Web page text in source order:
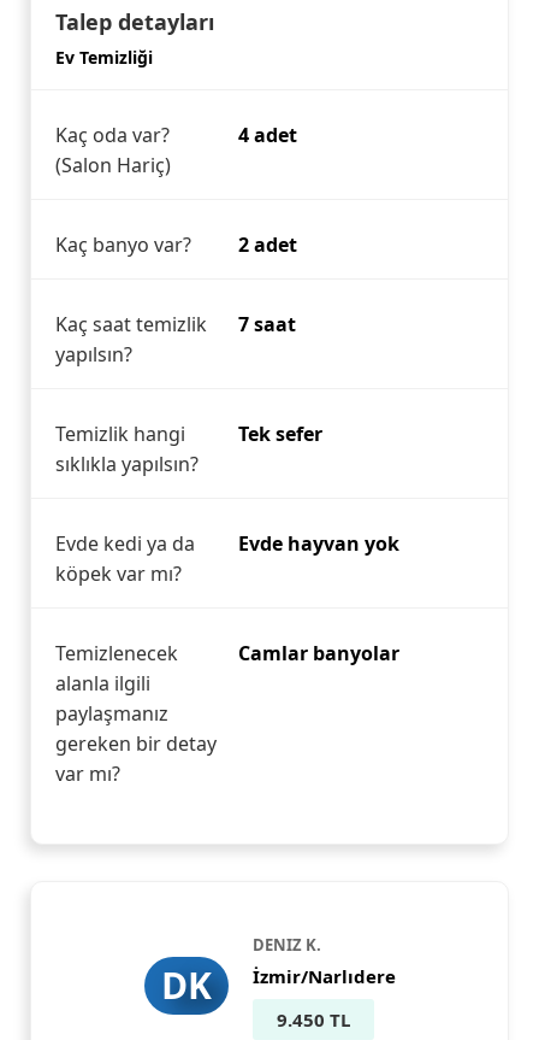
Talep detayları
Ev Temizliği
Kaç oda var?
(Salon Hariç)
4 adet
Kaç banyo var? 2 adet
Kaç saat temizlik
yapılsın?
7 saat
Temizlik hangi
sıklıkla yapılsın?
Tek sefer
Evde kedi ya da
köpek var mı?
Evde hayvan yok
Temizlenecek
alanla ilgili
paylaşmanız
gereken bir detay
var mı?
Camlar banyolar
DK
DENIZ K.
İzmir/Narlıdere
9.450 TL